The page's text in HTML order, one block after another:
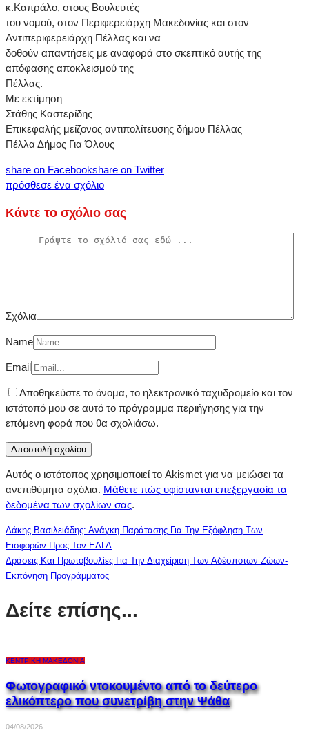
κ.Καπράλο, στους Βουλευτές
του νομού, στον Περιφερειάρχη Μακεδονίας και στον
Αντιπεριφερειάρχη Πέλλας και να
δοθούν απαντήσεις με αναφορά στο σκεπτικό αυτής της
απόφασης αποκλεισμού της
Πέλλας.
Με εκτίμηση
Στάθης Καστερίδης
Επικεφαλής μείζονος αντιπολίτευσης δήμου Πέλλας
Πέλλα Δήμος Για Όλους
share on Facebookshare on Twitter
πρόσθεσε ένα σχόλιο
Κάντε το σχόλιο σας
Σχόλια
Name
Email
Αποθηκεύστε το όνομα, το ηλεκτρονικό ταχυδρομείο και τον
ιστότοπό μου σε αυτό το πρόγραμμα περιήγησης για την
επόμενη φορά που θα σχολιάσω.
Αυτός ο ιστότοπος χρησιμοποιεί το Akismet για να μειώσει τα
ανεπιθύμητα σχόλια. Μάθετε πώς υφίστανται επεξεργασία τα
δεδομένα των σχολίων σας.
Λάκης Βασιλειάδης: Ανάγκη Παράτασης Για Την Εξόφληση Των
Εισφορών Προς Τον ΕΛΓΑ
Δράσεις Και Πρωτοβουλίες Για Την Διαχείριση Των Αδέσποτων Ζώων-
Εκπόνηση Προγράμματος
Δείτε επίσης...
ΚΕΝΤΡΙΚΉ ΜΑΚΕΔΟΝΊΑ
Φωτογραφικό ντοκουμέντο από το δεύτερο
ελικόπτερο που συνετρίβη στην Ψάθα
04/08/2026